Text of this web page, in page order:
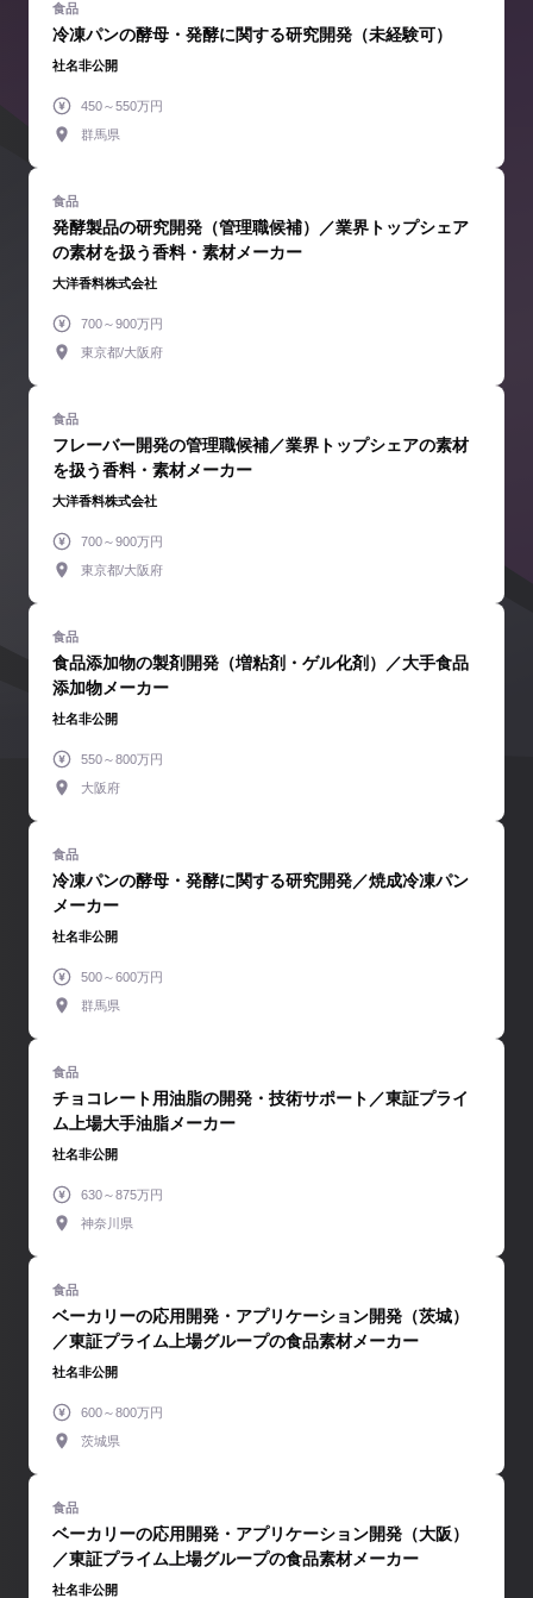
冷凍パンの酵母・発酵に関する研究開発（未経験可）
社名非公開
450～550万円
群馬県
発酵製品の研究開発（管理職候補）／業界トップシェア
の素材を扱う香料・素材メーカー
大洋香料株式会社
700～900万円
東京都/大阪府
フレーバー開発の管理職候補／業界トップシェアの素材
を扱う香料・素材メーカー
大洋香料株式会社
700～900万円
東京都/大阪府
食品添加物の製剤開発（増粘剤・ゲル化剤）／大手食品
添加物メーカー
社名非公開
550～800万円
大阪府
冷凍パンの酵母・発酵に関する研究開発／焼成冷凍パン
メーカー
社名非公開
500～600万円
群馬県
チョコレート用油脂の開発・技術サポート／東証プライ
ム上場大手油脂メーカー
社名非公開
630～875万円
神奈川県
ベーカリーの応用開発・アプリケーション開発（茨城）
／東証プライム上場グループの食品素材メーカー
社名非公開
600～800万円
茨城県
ベーカリーの応用開発・アプリケーション開発（大阪）
／東証プライム上場グループの食品素材メーカー
社名非公開